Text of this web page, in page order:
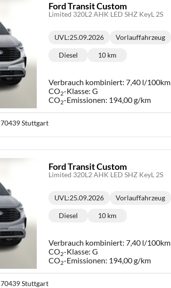
Ford Transit Custom
Limited 320L2 AHK LED SHZ KeyL 2S
Lieferzeit:
UVL:25.09.2026 Vorlauffahrzeug
Kraftstoff:
Diesel
Kilometerstand:
10 km
Verbrauch kombiniert:7,40 l/100km
CO2-Klasse: G
CO2-Emissionen: 194,00 g/km
70439 Stuttgart
Ford Transit Custom
Limited 320L2 AHK LED SHZ KeyL 2S
Lieferzeit:
UVL:25.09.2026 Vorlauffahrzeug
Kraftstoff:
Diesel
Kilometerstand:
10 km
Verbrauch kombiniert:7,40 l/100km
CO2-Klasse: G
CO2-Emissionen: 194,00 g/km
70439 Stuttgart